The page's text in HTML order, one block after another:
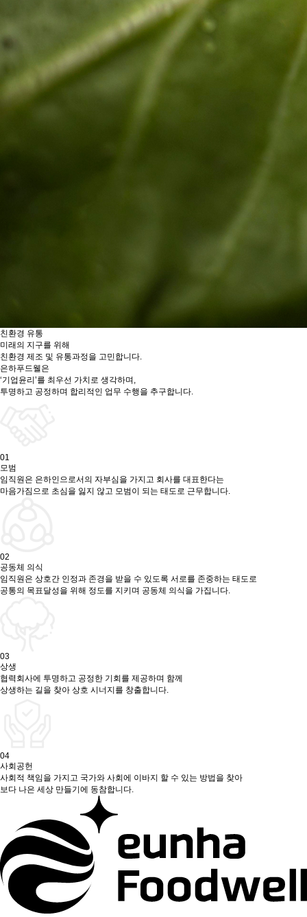
친환경 유통
미래의 지구를 위해
친환경 제조 및 유통과정을 고민합니다.
은하푸드웰은
‘기업윤리’를 최우선 가치 로 생각하며,
투명하고 공정하며 합리적인 업무 수행을 추구합니다.
01
모범
임직원은 은하인으로서의 자부심을 가지고 회사를 대표한다는
마음가짐으로 초심을 잃지 않고 모범이 되는 태도로 근무합니다.
02
공동체 의식
임직원은 상호간 인정과 존경을 받을 수 있도록 서로를 존중하는 태도로
공통의 목표달성을 위해 정도를 지키며 공동체 의식을 가집니다.
03
상생
협력회사에 투명하고 공정한 기회를 제공하며 함께
상생하는 길을 찾아 상호 시너지를 창출합니다.
04
사회공헌
사회적 책임을 가지고 국가와 사회에 이바지 할 수 있는 방법을 찾아
보다 나은 세상 만들기에 동참합니다.